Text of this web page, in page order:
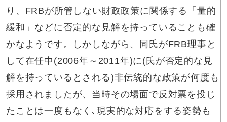
り、FRBが所管しない財政政策に関係する「量的
緩和」などに否定的な見解を持っていることも確
かなようです。しかしながら、同氏がFRB理事と
して在任中(2006年～2011年)に(氏が否定的な見
解を持っているとされる)非伝統的な政策が何度も
採用されましたが、当時その場面で反対票を投じ
たことは一度もなく､現実的な対応をする姿勢も